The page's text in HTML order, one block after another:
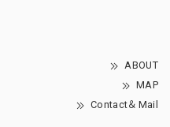
ABOUT
MAP
Contact＆Mail